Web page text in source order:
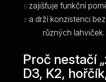
zajišťuje funkční
a drží konzistenci
různých lahviček.
Proč nestačí
D3, K2,